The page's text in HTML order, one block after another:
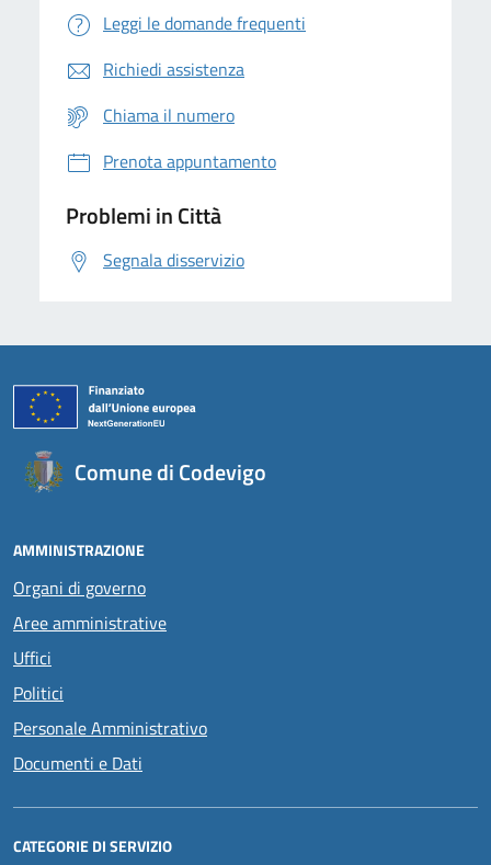
Leggi le domande frequenti
Richiedi assistenza
Chiama il numero
Prenota appuntamento
Problemi in Città
Segnala disservizio
Comune di Codevigo
AMMINISTRAZIONE
Organi di governo
Aree amministrative
Uffici
Politici
Personale Amministrativo
Documenti e Dati
CATEGORIE DI SERVIZIO